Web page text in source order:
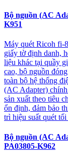
Bộ nguồn (AC
K951
Máy quét Ricoh fi-
giấy tờ định danh,
liệu khác tại quầy
cao, bộ nguồn
toàn bộ hệ thống
(AC Adapter)
sản xuất theo tiêu
ổn định, đảm bảo
trì hiệu suất quét
Bộ nguồn (AC
PA03805-K962